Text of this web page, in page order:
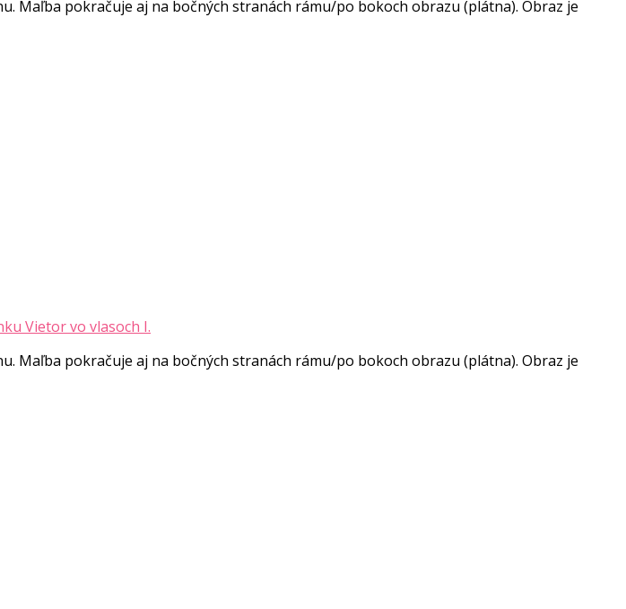
Maľba pokračuje aj na bočných stranách rámu/po bokoch obrazu (plátna). Obraz je
Vietor vo vlasoch I.
Maľba pokračuje aj na bočných stranách rámu/po bokoch obrazu (plátna). Obraz je